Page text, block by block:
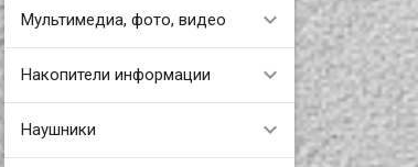
Мультимедиа, фото, видео
Накопители информации
Наушники